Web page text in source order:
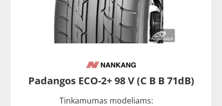
Padangos ECO-2+ 98 V (C B B 71dB)
Tinkamumas modeliams: